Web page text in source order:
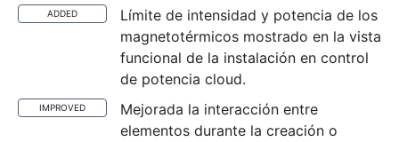
ADDED
Límite de intensidad y potencia de los
magnetotérmicos mostrado en la vista
funcional de la instalación en control
de potencia cloud.
IMPROVED
Mejorada la interacción entre
elementos durante la creación o